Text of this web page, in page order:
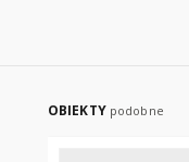
OBIEKTY podobne